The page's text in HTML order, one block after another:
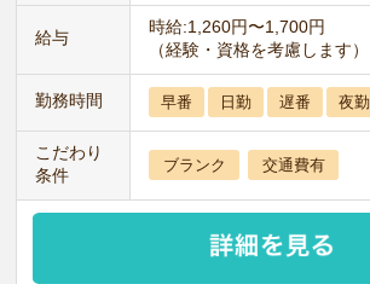
給与
時給:1,260円〜1,700円
（経験・資格を考慮します）
勤務時間 早番 日勤 遅番 夜勤
こだわり
条件
ブランク 交通費有